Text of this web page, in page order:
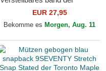
Toronto Maple Leafs NHL von
47 Brand
EUR 27,95
Bekomme es Morgen, Aug. 11